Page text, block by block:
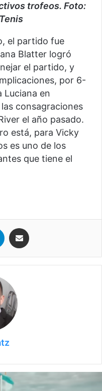
trofeos. Foto:
el partido fue
Blatter logró
el partido, y
por 6-
Luciana en
consagraciones
el año pasado.
está, para Vicky
es uno de los
que tiene el
Telegram